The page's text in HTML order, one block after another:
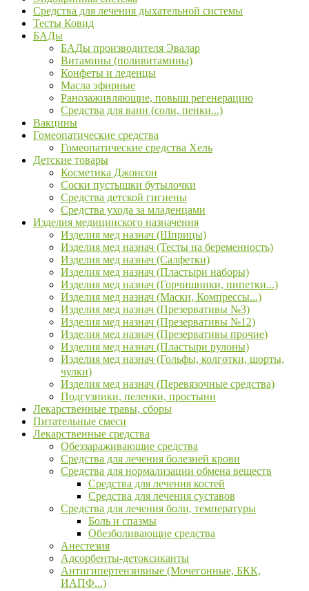
Средства для лечения дыхательной системы
Тесты Ковид
БАДы
БАДы производителя Эвалар
Витамины (поливитамины)
Конфеты и леденцы
Масла эфирные
Ранозаживляющие, повыш регенерацию
Средства для ванн (соли, пенки...)
Вакцины
Гомеопатические средства
Гомеопатические средства Хель
Детские товары
Косметика Джонсон
Соски пустышки бутылочки
Средства детской гигиены
Средства ухода за младенцами
Изделия медицинского назначения
Изделия мед назнач (Шприцы)
Изделия мед назнач (Тесты на беременность)
Изделия мед назнач (Салфетки)
Изделия мед назнач (Пластыри наборы)
Изделия мед назнач (Горчишники, пипетки...)
Изделия мед назнач (Маски, Компрессы...)
Изделия мед назнач (Презервативы №3)
Изделия мед назнач (Презервативы №12)
Изделия мед назнач (Презервативы прочие)
Изделия мед назнач (Пластыри рулоны)
Изделия мед назнач (Гольфы, колготки, шорты,
чулки)
Изделия мед назнач (Перевязочные средства)
Подгузники, пеленки, простыни
Лекарственные травы, сборы
Питательные смеси
Лекарственные средства
Обеззараживающие средства
Средства для лечения болезней крови
Средства для нормализации обмена веществ
Средства для лечения костей
Средства для лечения суставов
Средства для лечения боли, температуры
Боль и спазмы
Обезболивающие средства
Анестезия
Адсорбенты-детоксиканты
Антигипертензивные (Мочегонные, БКК,
ИАПФ...)